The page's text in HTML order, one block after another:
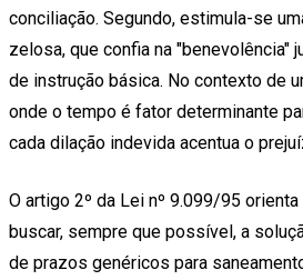
conciliação. Segundo, estimula-se
zelosa, que confia na "benevolência"
de instrução básica. No contexto de
onde o tempo é fator determinante
cada dilação indevida acentua o
O artigo 2º da Lei nº 9.099/95
buscar, sempre que possível, a
de prazos genéricos para